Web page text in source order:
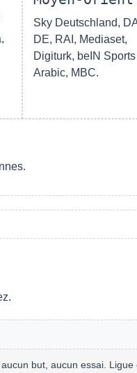
Sky Deutschland,
DE, RAI, Mediaset,
Digiturk, beIN Sports
Arabic, MBC.
, aucun but, aucun essai. Ligue